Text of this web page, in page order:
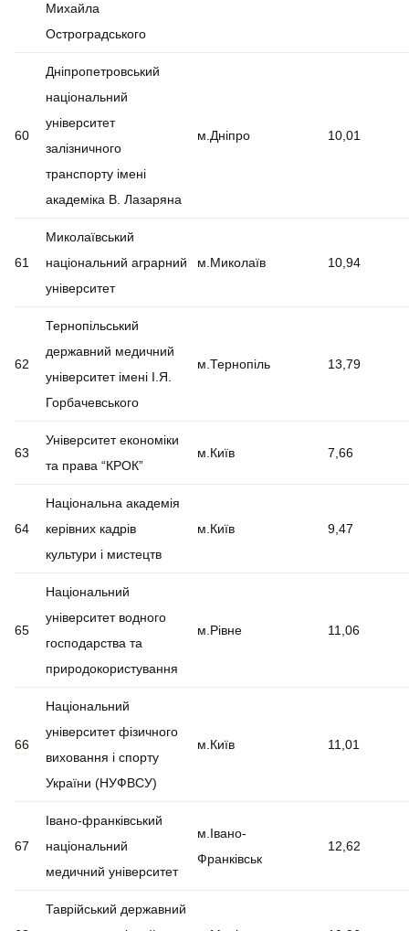
Михайла
Остроградського
60
Дніпропетровський
національний
університет
залізничного
транспорту імені
академіка В. Лазаряна
м.Дніпро 10,01
61
Миколаївський
національний аграрний
університет
м.Миколаїв 10,94
62
Тернопільський
державний медичний
університет імені І.Я.
Горбачевського
м.Тернопіль 13,79
63
Університет економіки
та права “КРОК”
м.Київ 7,66
64
Національна академія
керівних кадрів
культури і мистецтв
м.Київ 9,47
65
Національний
університет водного
господарства та
природокористування
м.Рівне 11,06
66
Національний
університет фізичного
виховання і спорту
України (НУФВСУ)
м.Київ 11,01
67
Івано-франківський
національний
медичний університет
м.Івано-
Франківськ
12,62
Таврійський державний